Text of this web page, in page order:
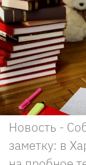
Новость -
заметку: в